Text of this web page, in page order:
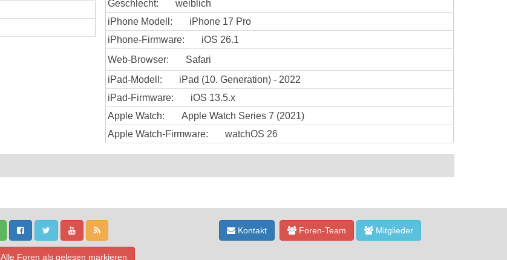
Geschlecht:
weiblich
iPhone Modell:
iPhone 17 Pro
iPhone-Firmware:
iOS 26.1
Web-Browser:
Safari
iPad-Modell:
iPad (10. Generation) - 2022
iPad-Firmware:
iOS 13.5.x
Apple Watch:
Apple Watch Series 7 (2021)
Apple Watch-Firmware:
watchOS 26
Alle Foren als gelesen markieren
Kontakt Foren-Team Mitglieder